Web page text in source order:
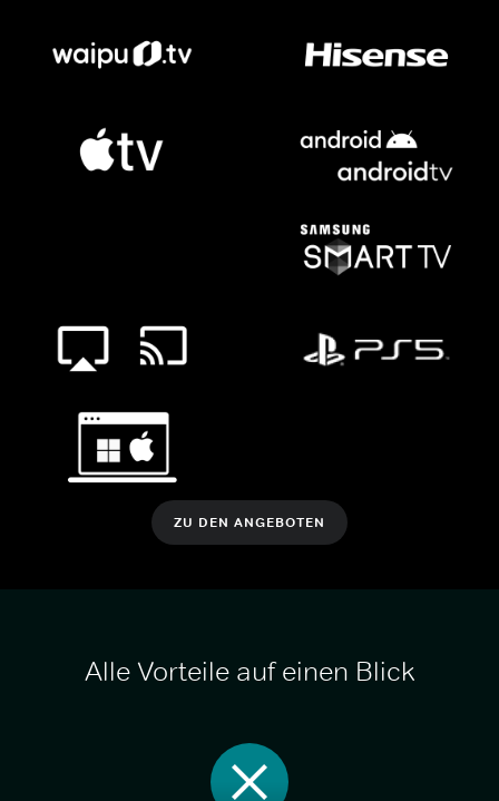
ZU DEN ANGEBOTEN
Alle Vorteile auf einen Blick